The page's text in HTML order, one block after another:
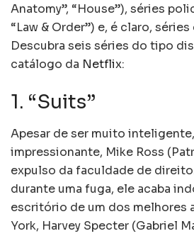
Anatomy”, “House”), séries
“Law & Order”) e, é claro,
Descubra seis séries do tipo
catálogo da Netflix:
1. “Suits”
Apesar de ser muito
impressionante, Mike Ross
expulso da faculdade de
durante uma fuga, ele acaba
escritório de um dos melhores
York, Harvey Specter (Gabriel